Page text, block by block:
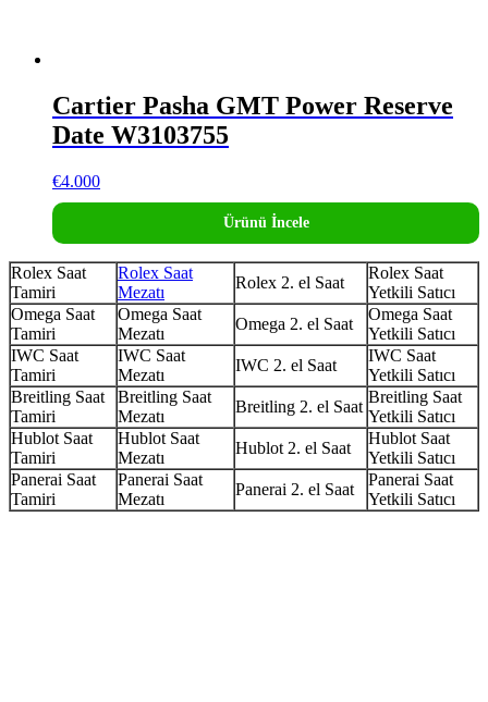
Cartier Pasha GMT Power Reserve
Date W3103755
€4.000
Ürünü İncele
Rolex Saat
Tamiri
Rolex Saat
Mezatı
Rolex 2. el Saat
Rolex Saat
Yetkili Satıcı
Omega Saat
Tamiri
Omega Saat
Mezatı
Omega 2. el Saat
Omega Saat
Yetkili Satıcı
IWC Saat
Tamiri
IWC Saat
Mezatı
IWC 2. el Saat
IWC Saat
Yetkili Satıcı
Breitling Saat
Tamiri
Breitling Saat
Mezatı
Breitling 2. el Saat
Breitling Saat
Yetkili Satıcı
Hublot Saat
Tamiri
Hublot Saat
Mezatı
Hublot 2. el Saat
Hublot Saat
Yetkili Satıcı
Panerai Saat
Tamiri
Panerai Saat
Mezatı
Panerai 2. el Saat
Panerai Saat
Yetkili Satıcı